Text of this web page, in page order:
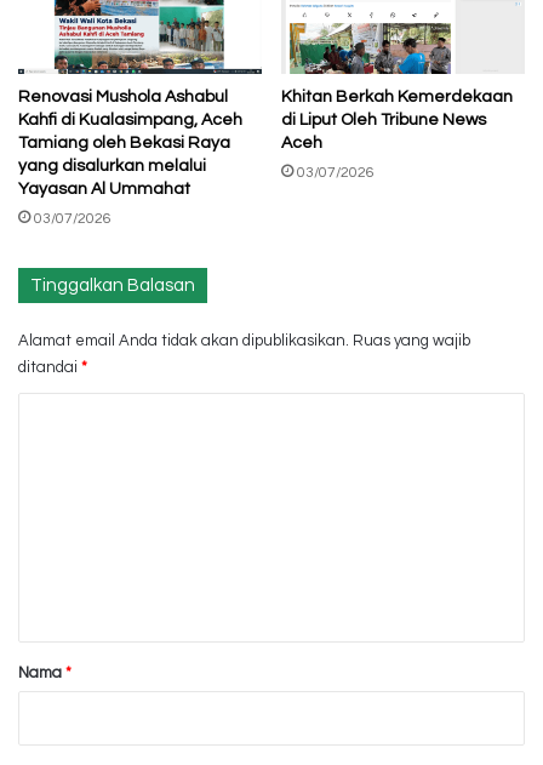
Renovasi Mushola Ashabul
Kahfi di Kualasimpang, Aceh
Tamiang oleh Bekasi Raya
yang disalurkan melalui
Yayasan Al Ummahat
03/07/2026
Khitan Berkah Kemerdekaan
di Liput Oleh Tribune News
Aceh
03/07/2026
Tinggalkan Balasan
Alamat email Anda tidak akan dipublikasikan. Ruas yang wajib
ditandai *
rNama *